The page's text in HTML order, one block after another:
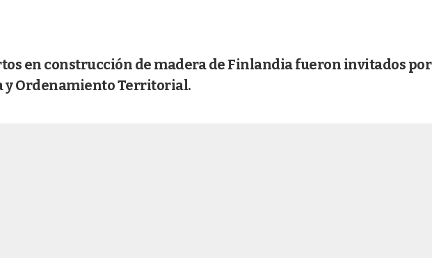
en construcción de madera de Finlandia fueron invitados por
y Ordenamiento Territorial.